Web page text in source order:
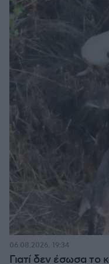
Γιατί δεν έσωσα το
06.08.2026, 19:34